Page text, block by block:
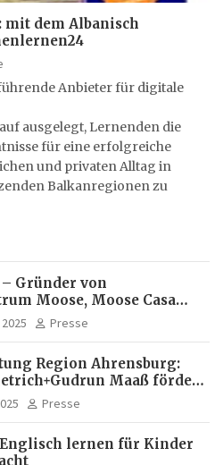
dem Albanisch
Anbieter für digitale
ausgelegt, Lernenden die
für eine erfolgreiche
und privaten Alltag in
Balkanregionen zu
Gründer von
Moose, Moose Casa
Brasil |
Experte für Bildung
Presse
Region Ahrensburg:
Maaß fördert
von Frauen
Presse
lernen für Kinder